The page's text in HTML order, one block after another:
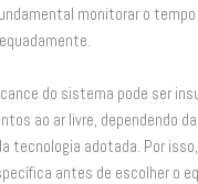
monitorar o
do sistema pode ser
ao ar livre, dependendo
tecnologia adotada. Por
antes de escolher o